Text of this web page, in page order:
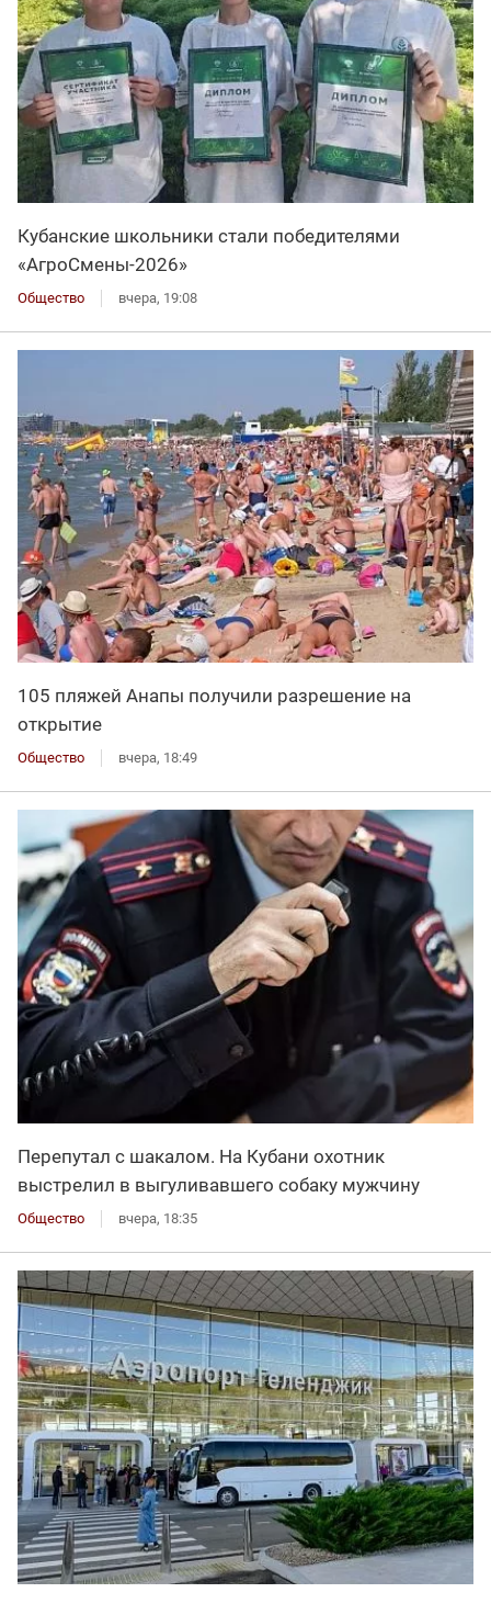
Кубанские школьники стали победителями
«АгроСмены-2026»
Общество вчера, 19:08
105 пляжей Анапы получили разрешение на
открытие
Общество вчера, 18:49
Перепутал с шакалом. На Кубани охотник
выстрелил в выгуливавшего собаку мужчину
Общество вчера, 18:35